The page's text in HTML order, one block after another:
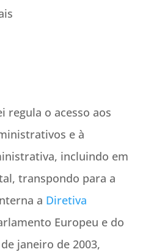
regula o acesso aos
e à
incluindo em
transpondo para a
a Diretiva
Europeu e do
janeiro de 2003,